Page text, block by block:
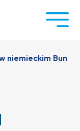
niemieckim